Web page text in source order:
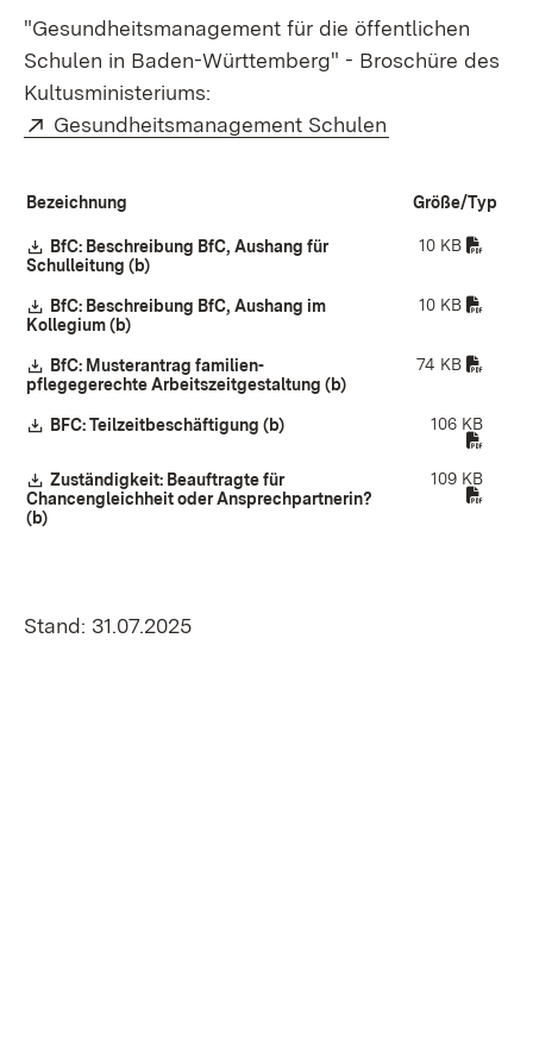
"Gesundheitsmanagement für die öffentlichen
Schulen in Baden-Württemberg" - Broschüre des
Kultusministeriums:
Extern:
Gesundheitsmanagement Schulen
Bezeichnung Größe/Typ
Download:
BfC: Beschreibung BfC, Aushang für
Schulleitung (b)
10 KB
Download:
BfC: Beschreibung BfC, Aushang im
Kollegium (b)
10 KB
Download:
BfC: Musterantrag familien-
pflegegerechte Arbeitszeitgestaltung (b)
74 KB
Download:
BFC: Teilzeitbeschäftigung (b)(Öffnet in neuem Fenster)
106 KB
Download:
Zuständigkeit: Beauftragte für
Chancengleichheit oder Ansprechpartnerin?
(b)
109 KB
Stand: 31.07.2025